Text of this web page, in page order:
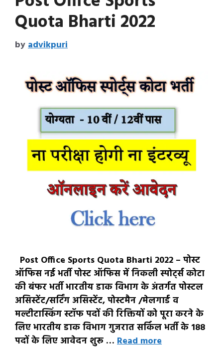
Quota Bharti 2022
byadvikpuri
Post Office Sports Quota Bharti 2022 – पोस्ट
ऑफिस नई भर्ती पोस्ट ऑफिस में निकली स्पोर्ट्स कोटा
की बंफर भर्ती भारतीय डाक विभाग के अंतर्गत पोस्टल
असिस्टेंट/सर्टिंग असिस्टेंट, पोस्टमैन /मेलगार्ड व
मल्टीटास्किंग स्टॉफ पदों की रिक्तियों को पूरा करने के
लिए भारतीय डाक विभाग गुजरात सर्किल भर्ती के 188
पदों के लिए आवेदन शुरू … Read more